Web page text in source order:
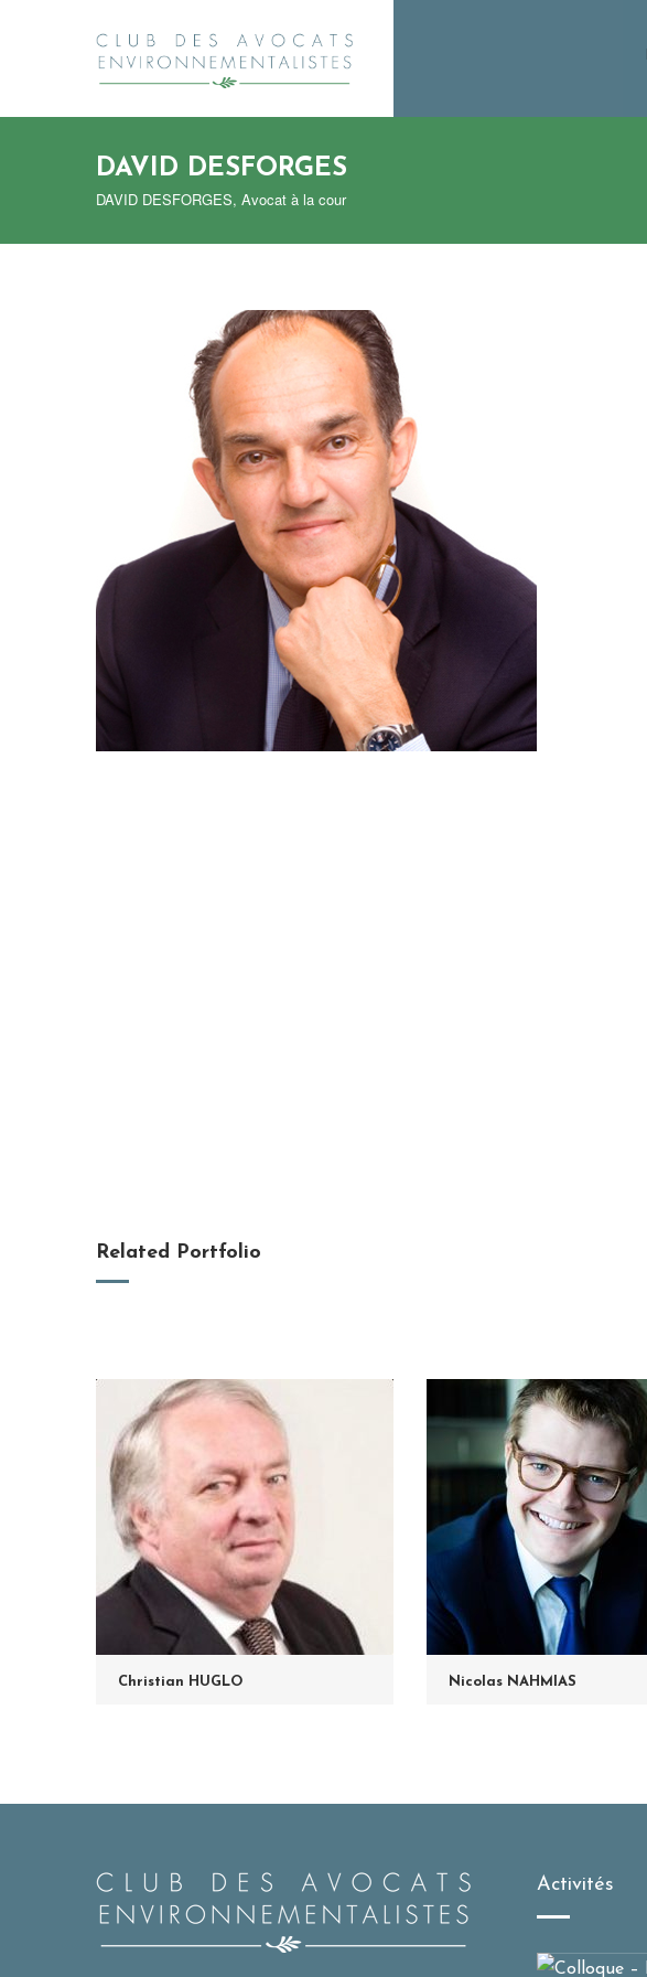
DAVID DESFORGES
DAVID DESFORGES, Avocat à la cour
Related Portfolio
Christian HUGLO Nicolas NAHMIAS
Activités